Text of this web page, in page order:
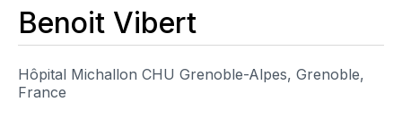
Benoit Vibert
Hôpital Michallon CHU Grenoble-Alpes, Grenoble,
France